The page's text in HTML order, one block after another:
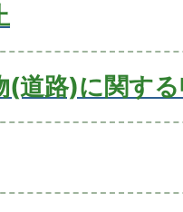
(道路)に関す